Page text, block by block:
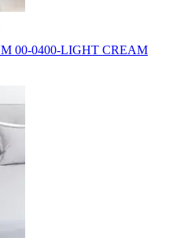
00-0400-LIGHT CREAM